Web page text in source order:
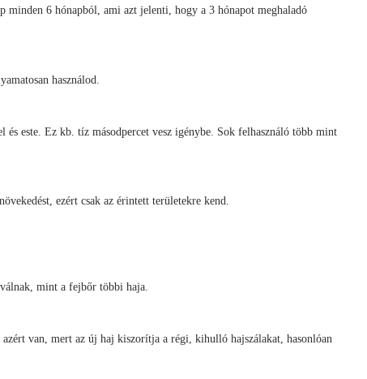
minden 6 hónapból, ami azt jelenti, hogy a 3 hónapot meghaladó
használod.
este. Ez kb. tíz másodpercet vesz igénybe. Sok felhasználó több mint
ezért csak az érintett területekre kend.
válnak, mint a fejbőr többi haja.
van, mert az új haj kiszorítja a régi, kihulló hajszálakat, hasonlóan